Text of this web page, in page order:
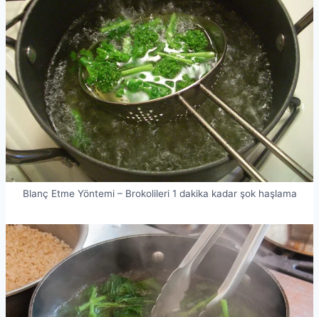
Blanç Etme Yöntemi – Brokolileri 1 dakika kadar şok haşlama